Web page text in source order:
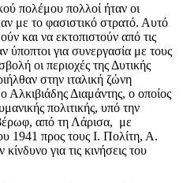
πολέμου πολλοί ήταν οι
με το φασιστικό στρατό. Αυτό
και να εκτοπιστούν από τις
ύποπτοι για συνεργασία με τους
οι περιοχές της Δυτικής
στην ιταλική ζώνη
Αλκιβιάδης Διαμάντης, ο οποίος
πολιτικής, υπό την
από τη Λάρισα, με
1941 προς τους Ι. Πολίτη, Α.
για τις κινήσεις του